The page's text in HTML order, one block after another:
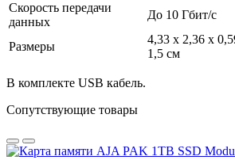
Скорость передачи
данных
До 10 Гбит/с
Размеры
4,33 x 2,36 x
1,5 см
В комплекте USB кабель.
Сопутствующие товары